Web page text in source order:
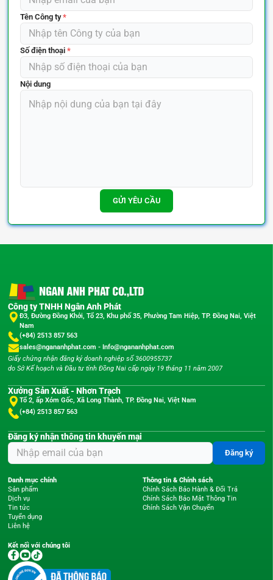
Tên Công ty*
Số điện thoại*
Nội dung
GỬI YÊU CẦU
Công ty TNHH Ngân Anh Phát
Đ3, Đường Đồng Khởi, Tổ 23, Khu phố 35, Phường Tam Hiệp, TP. Đồng Nai, Việt
Nam
(+84) 2513 857 563
sales@ngananhphat.com - Info@ngananhphat.com
Giấy chứng nhận đăng ký doanh nghiệp số 3600955737
do Sở Kế hoạch và Đầu tư tỉnh Đồng Nai cấp ngày 19 tháng 11 năm 2007
Xưởng Sản Xuất - Nhơn Trạch
Tổ 2, ấp Xóm Gốc, Xã Long Thành, TP. Đồng Nai, Việt Nam
(+84) 2513 857 563
Đăng ký nhận thông tin khuyến mại
Đăng ký
Danh mục chính
Sản phẩm
Dịch vụ
Tin tức
Tuyển dụng
Liên hệ
Thông tin & Chính sách
Chính Sách Bảo Hành & Đổi Trả
Chính Sách Bảo Mật Thông Tin
Chính Sách Vận Chuyển
Kết nối với chúng tôi